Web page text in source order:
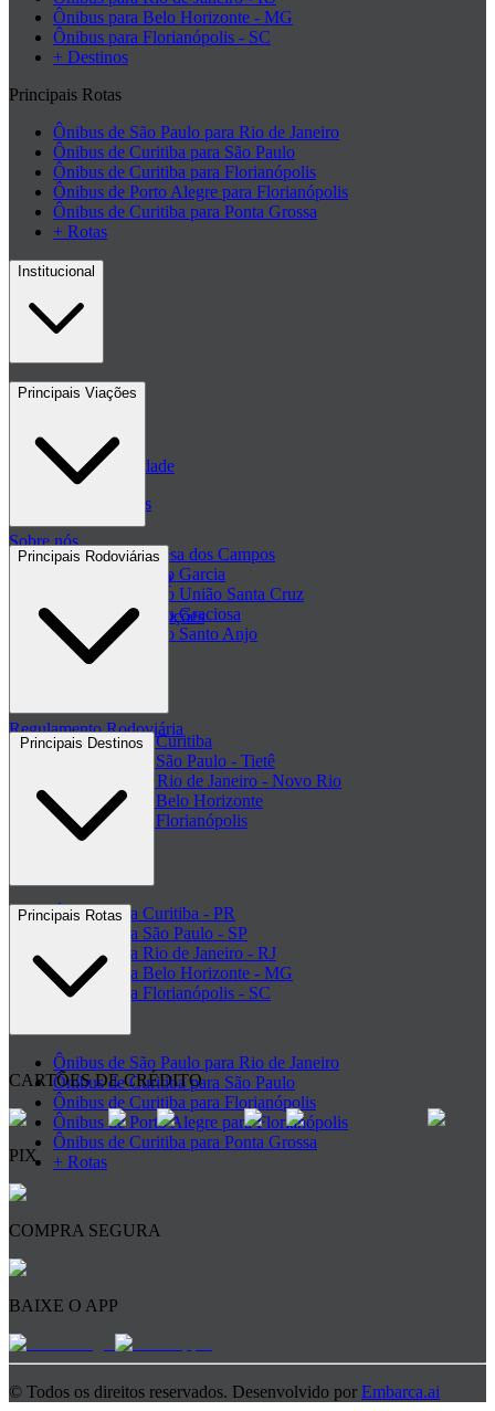
Ônibus para Belo Horizonte - MG
Ônibus para Florianópolis - SC
+ Destinos
Principais Rotas
Ônibus de São Paulo para Rio de Janeiro
Ônibus de Curitiba para São Paulo
Ônibus de Curitiba para Florianópolis
Ônibus de Porto Alegre para Florianópolis
Ônibus de Curitiba para Ponta Grossa
+ Rotas
Institucional
Contato
Políticas de Privacidade
Passagens de ônibus
Sobre nós
Central de ajuda - FAQ
Regulamento de Promoções
Clube de ofertas
Regulamento Rodoviária
Principais Viações
Passagem Princesa dos Campos
Passagem Viação Garcia
Passagem Viação União Santa Cruz
Passagem Viação Graciosa
Passagem Viação Santo Anjo
+ Viações
Principais Rodoviárias
Rodoviária de Curitiba
Rodoviária de São Paulo - Tietê
Rodoviária do Rio de Janeiro - Novo Rio
Rodoviária de Belo Horizonte
Rodoviária de Florianópolis
+ Rodoviárias
Ônibus para Curitiba - PR
Ônibus para São Paulo - SP
Ônibus para Rio de Janeiro - RJ
Ônibus para Belo Horizonte - MG
Ônibus para Florianópolis - SC
Principais Rotas
Ônibus de São Paulo para Rio de Janeiro
Ônibus de Curitiba para São Paulo
Ônibus de Curitiba para Florianópolis
Ônibus de Porto Alegre para Florianópolis
Ônibus de Curitiba para Ponta Grossa
+ Rotas
CARTÕES DE CRÉDITO
PIX
COMPRA SEGURA
BAIXE O APP
© Todos os direitos reservados. Desenvolvido por Embarca.ai